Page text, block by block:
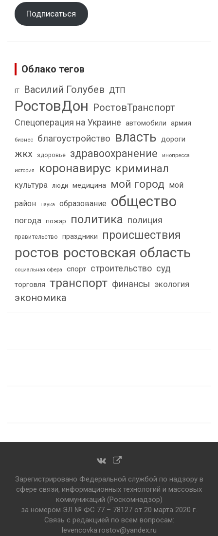
Подписаться
Облако тегов
IT Василий Голубев ДТП
РостовДон РостовТранспорт
Спецоперация на Украине автомобили армия
бизнес благоустройство власть дороги
жкх здоровье здравоохранение инопресса
история коронавирус криминал
культура люди медицина мой город мой
район
наука образование общество
погода пожар политика полиция
правительство праздники происшествия
ростов ростовская область
социальная сфера спорт строительство суд
торговля транспорт финансы экология
экономика
Зарегистрировано Федеральной службой по надзору в
сфере связи, информационных технологий и массовых
коммуникаций (Роскомнадзор)
за номером ЭЛ № ФС 77 – 78127 от 20 марта 2020 г.
Связь с редакцией по всем вопросам:
levencovka.rostov@yandex.ru